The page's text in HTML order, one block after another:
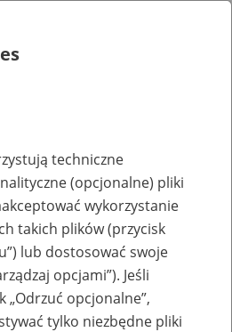
techniczne
(opcjonalne) pliki
wykorzystanie
takich plików (przycisk
lub dostosować swoje
opcjami”). Jeśli
„Odrzuć opcjonalne”,
tylko niezbędne pliki